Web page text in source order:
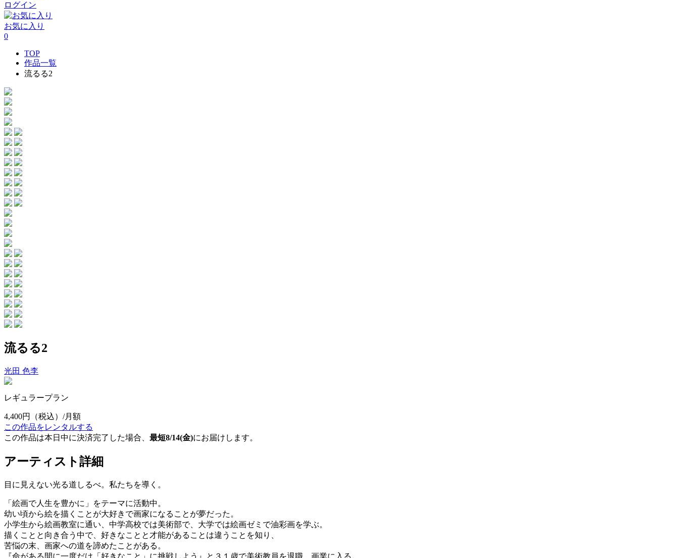
ログイン
お気に入り
0
TOP
作品一覧
流るる2
流るる2
光田 色李
レギュラープラン
4,400円
（税込）/月額
この作品をレンタルする
この作品は本日中に決済完了した場合、 最短8/14(金)にお届けします。
アーティスト詳細
目に見えない光る道しるべ。私たちを導く。
「絵画で人生を豊かに」をテーマに活動中。
幼い頃から絵を描くことが大好きで画家になることが夢だった。
小学生から絵画教室に通い、中学高校では美術部で、大学では絵画ゼミで油彩画を学ぶ。
描くことと向き合う中で、好きなことと才能があることは違うことを知り、
苦悩の末、画家への道を諦めたことがある。
『命がある間に一度だけ「好きなこと」に挑戦しよう』と３１歳で美術教員を退職、画業に入る。